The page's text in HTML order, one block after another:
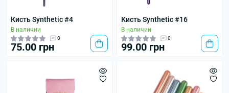
Кисть Synthetic #4
В наличии
0
75.00 грн
Кисть Synthetic #16
В наличии
0
99.00 грн